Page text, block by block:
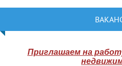
Приглашаем на